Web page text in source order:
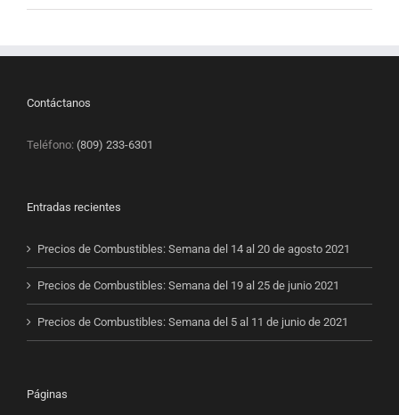
Contáctanos
Teléfono: (809) 233-6301
Entradas recientes
Precios de Combustibles: Semana del 14 al 20 de agosto 2021
Precios de Combustibles: Semana del 19 al 25 de junio 2021
Precios de Combustibles: Semana del 5 al 11 de junio de 2021
Páginas